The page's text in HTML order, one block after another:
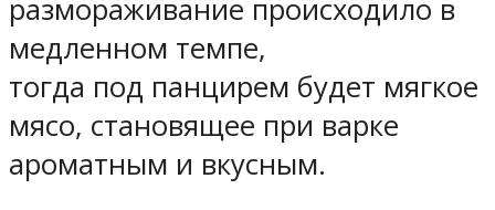
размораживание происходило в
медленном темпе,
тогда под панцирем будет мягкое
мясо, становящее при варке
ароматным и вкусным.